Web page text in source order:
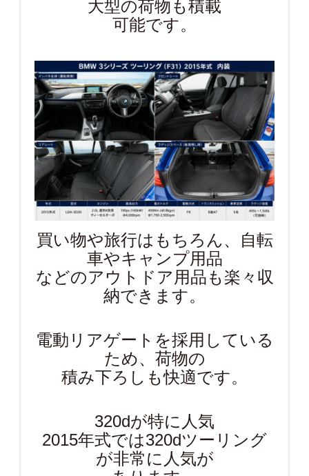
大型の荷物も積載
可能です。
買い物や旅行はもちろん、自転
車やキャンプ用品
などのアウトドア用品も楽々収
納できます。
電動リアゲートを採用している
ため、荷物の
積み下ろしも快適です。
320dが特に人気
2015年式では320dツーリング
が非常に人気が